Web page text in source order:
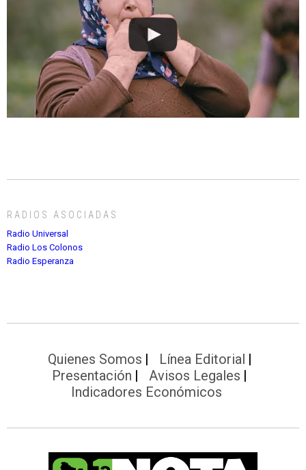
RADIOS ASOCIADAS
Radio Universal
Radio Los Colonos
Radio Esperanza
Quienes Somos
Línea Editorial
Presentación
Avisos Legales
Indicadores Económicos